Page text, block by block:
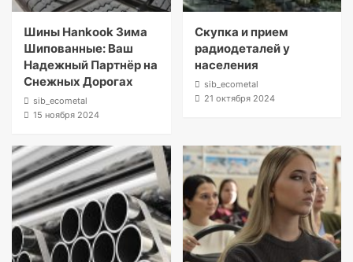
Шины Hankook Зима
Шипованные: Ваш
Надежный Партнёр на
Снежных Дорогах
sib_ecometal
15 ноября 2024
Скупка и прием
радиодеталей у
населения
sib_ecometal
21 октября 2024